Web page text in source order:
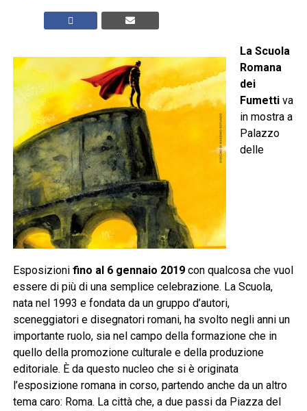
La Scuola
Romana
dei
Fumetti va
in mostra a
Palazzo
delle
Esposizioni fino al 6 gennaio 2019con qualcosa che vuol
essere di più di una semplice celebrazione. La Scuola,
nata nel 1993 e fondata da un gruppo d’autori,
sceneggiatori e disegnatori romani, ha svolto negli anni un
importante ruolo, sia nel campo della formazione che in
quello della promozione culturale e della produzione
editoriale. È da questo nucleo che si è originata
l’esposizione romana in corso, partendo anche da un altro
tema caro: Roma. La città che, a due passi da Piazza del